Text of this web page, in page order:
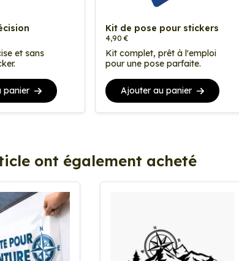
et sans
panier
Kit de pose pour stickers
4,90 €
Kit complet, prêt à l'emploi
pour une pose parfaite.
Ajouter au panier
ont également acheté